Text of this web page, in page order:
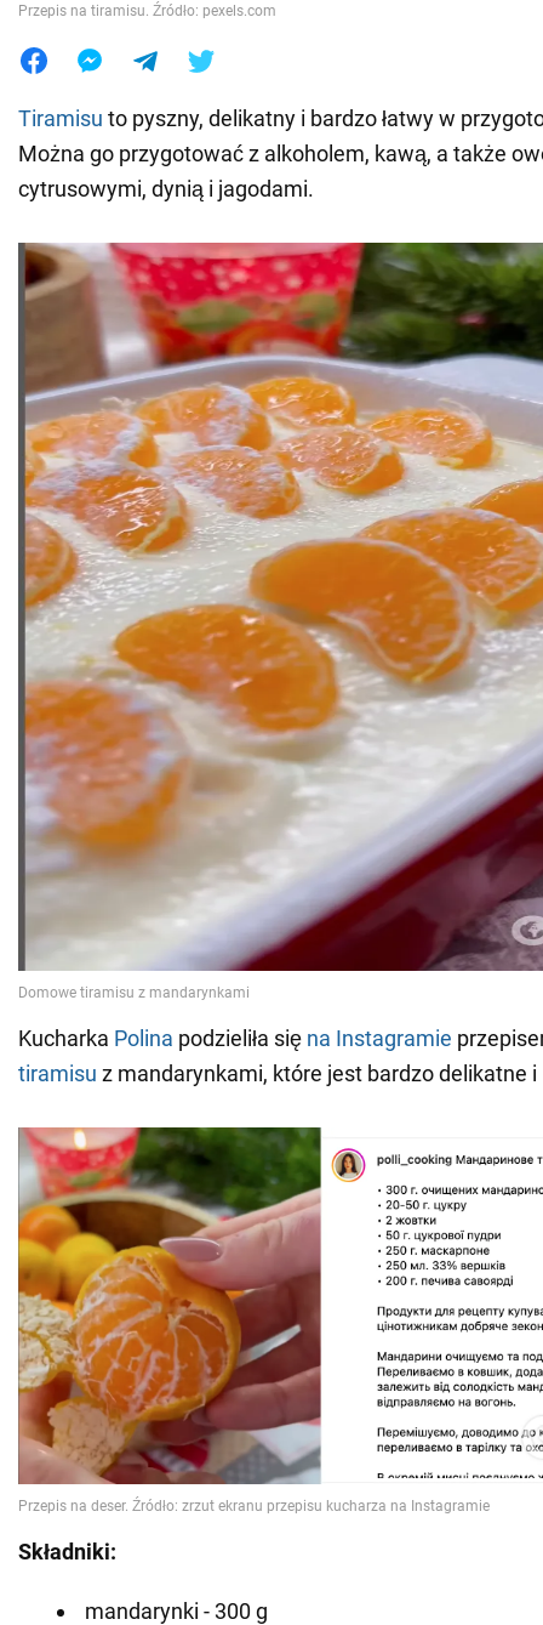
Jedzenie
Przepis na tiramisu. Źródło: pexels.com
Tiramisu to pyszny, delikatny i bardzo łatwy w
Można go przygotować z alkoholem, kawą, a także
cytrusowymi, dynią i jagodami.
Kucharka Polina podzieliła się na Instagramie
tiramisu z mandarynkami, które jest bardzo delikatne i
Składniki:
mandarynki - 300 g